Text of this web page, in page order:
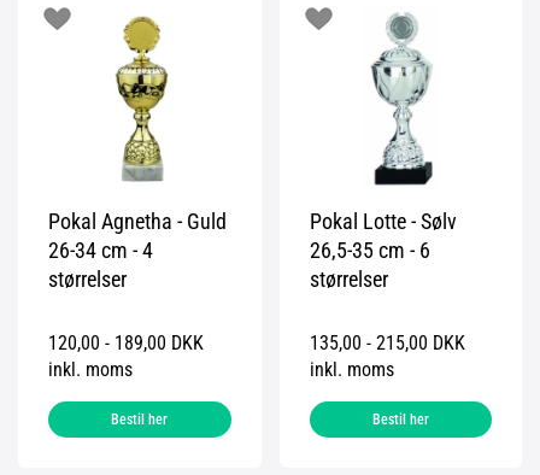
Pokal Agnetha - Guld
26-34 cm - 4
størrelser
120,00 - 189,00 DKK
inkl. moms
Bestil her
Pokal Lotte - Sølv
26,5-35 cm - 6
størrelser
135,00 - 215,00 DKK
inkl. moms
Bestil her